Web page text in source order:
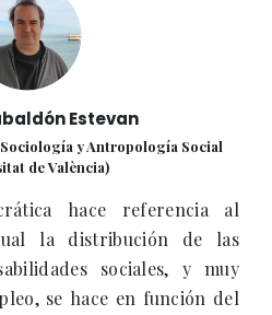
Estevan
y Antropología Social
de València)
hace referencia al
la distribución de las
sociales, y muy
se hace en función del